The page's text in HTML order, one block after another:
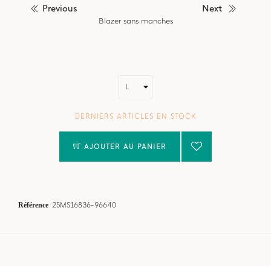
Blazer sans manches
DERNIERS ARTICLES EN STOCK
AJOUTER AU PANIER
Previous Next
Référence 25MS16836-96640